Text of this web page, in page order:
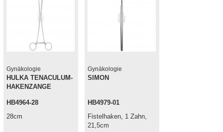
Gynäkologie
HULKA TENACULUM-
HAKENZANGE
HB4964-28
28cm
Gynäkologie
SIMON
HB4979-01
Fistelhaken, 1 Zahn,
21,5cm